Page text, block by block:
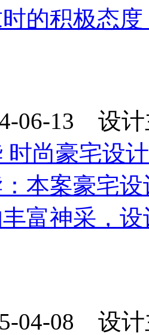
的积极态
06-13 设
时尚豪宅设
本案豪宅
富神采，
04-08 设